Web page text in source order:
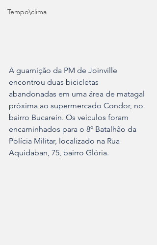
Tempo\clima
A guarnição da PM de Joinville
encontrou duas bicicletas
abandonadas em uma área de matagal
próxima ao supermercado Condor, no
bairro Bucarein. Os veículos foram
encaminhados para o 8º Batalhão da
Polícia Militar, localizado na Rua
Aquidaban, 75, bairro Glória.